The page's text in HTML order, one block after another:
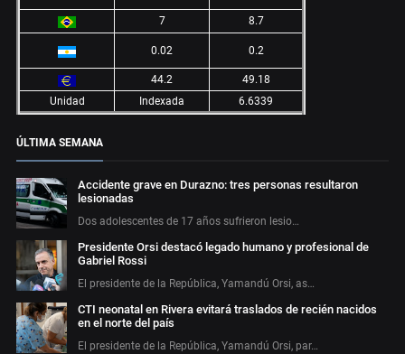
7 8.7
0.02 0.2
44.2
49.18
Unidad
Indexada 6.6339
ÚLTIMA SEMANA
Accidente grave en Durazno: tres personas resultaron
lesionadas
Dos adolescentes de 17 años sufrieron lesio…
Presidente Orsi destacó legado humano y profesional de
Gabriel Rossi
El presidente de la República, Yamandú Orsi, as…
CTI neonatal en Rivera evitará traslados de recién nacidos
en el norte del país
El presidente de la República, Yamandú Orsi, par…